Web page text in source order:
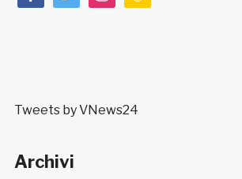
Tweets by VNews24
Archivi